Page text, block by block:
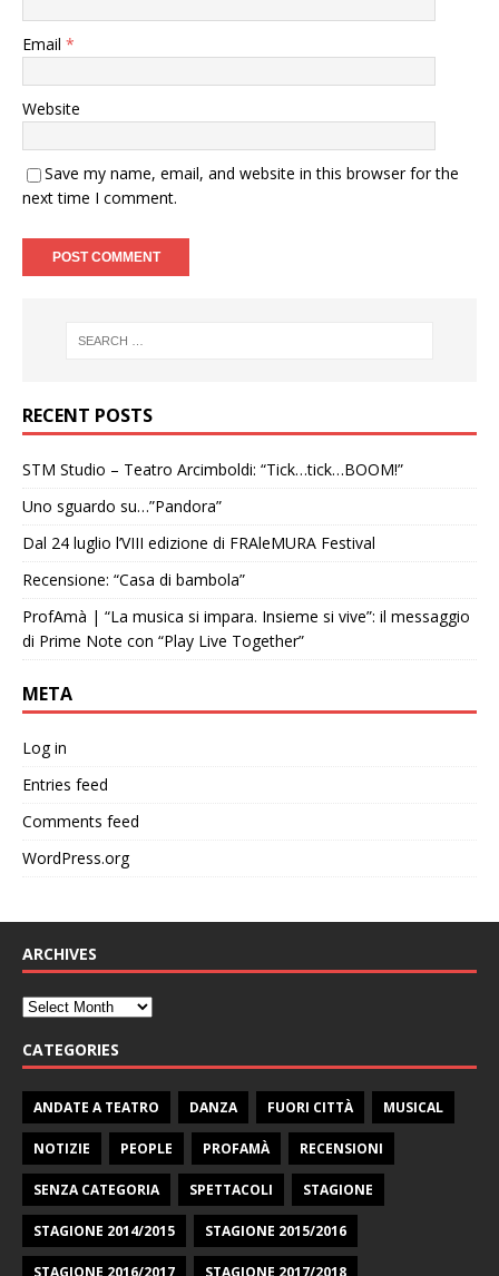
Email *
Website
Save my name, email, and website in this browser for the
next time I comment.
RECENT POSTS
STM Studio – Teatro Arcimboldi: “Tick…tick…BOOM!”
Uno sguardo su…”Pandora”
Dal 24 luglio l’VIII edizione di FRAleMURA Festival
Recensione: “Casa di bambola”
ProfAmà | “La musica si impara. Insieme si vive”: il messaggio
di Prime Note con “Play Live Together”
META
Log in
Entries feed
Comments feed
WordPress.org
ARCHIVES
CATEGORIES
ANDATE A TEATRO DANZA FUORI CITTÀ MUSICAL
NOTIZIE PEOPLE PROFAMÀ RECENSIONI
SENZA CATEGORIA SPETTACOLI STAGIONE
STAGIONE 2014/2015 STAGIONE 2015/2016